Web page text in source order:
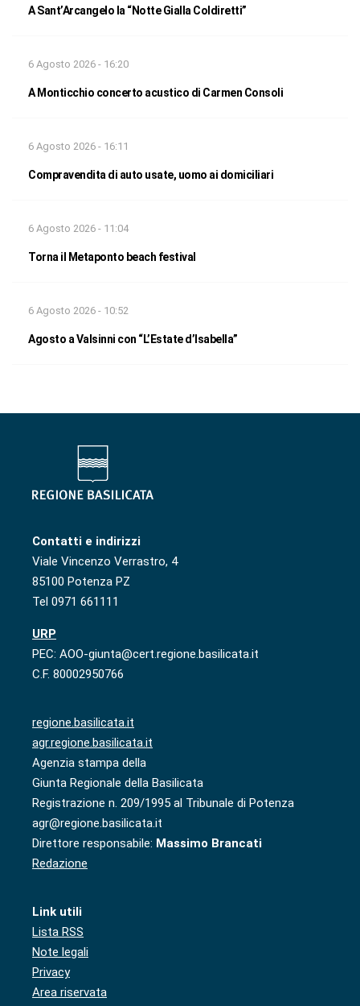
A Sant’Arcangelo la “Notte Gialla Coldiretti”
6 Agosto 2026 - 16:20
A Monticchio concerto acustico di Carmen Consoli
6 Agosto 2026 - 16:11
Compravendita di auto usate, uomo ai domiciliari
6 Agosto 2026 - 11:04
Torna il Metaponto beach festival
6 Agosto 2026 - 10:52
Agosto a Valsinni con “L’Estate d’Isabella”
Contatti e indirizzi
Viale Vincenzo Verrastro, 4
85100 Potenza PZ
Tel 0971 661111
URP
PEC: AOO-giunta@cert.regione.basilicata.it
C.F. 80002950766
regione.basilicata.it
agr.regione.basilicata.it
Agenzia stampa della
Giunta Regionale della Basilicata
Registrazione n. 209/1995 al Tribunale di Potenza
agr@regione.basilicata.it
Direttore responsabile: Massimo Brancati
Redazione
Link utili
Lista RSS
Note legali
Privacy
Area riservata